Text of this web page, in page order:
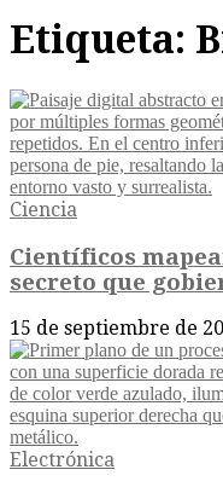
Etiqueta:
Ciencia
Científicos
secreto que
15 de septiembre de
Electrónica